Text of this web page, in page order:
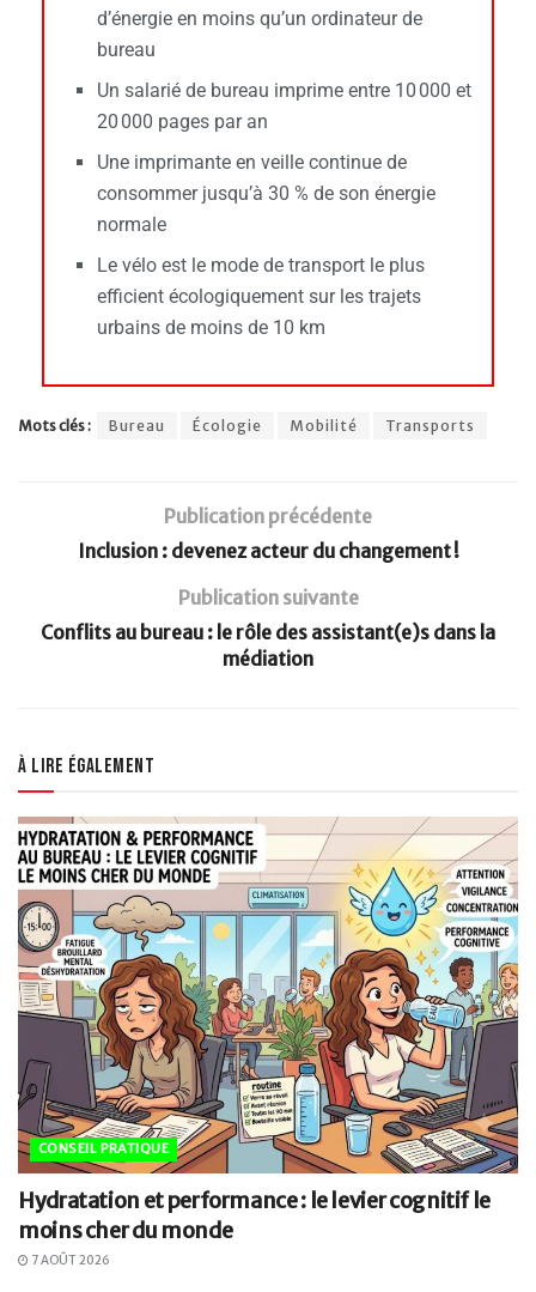
d’énergie en moins qu’un ordinateur de
bureau
Un salarié de bureau imprime entre 10 000 et
20 000 pages par an
Une imprimante en veille continue de
consommer jusqu’à 30 % de son énergie
normale
Le vélo est le mode de transport le plus
efficient écologiquement sur les trajets
urbains de moins de 10 km
Mots clés : Bureau Écologie Mobilité Transports
Publication précédente
Inclusion : devenez acteur du changement !
Publication suivante
Conflits au bureau : le rôle des assistant(e)s dans la
médiation
À lire également
CONSEIL PRATIQUE
Hydratation et performance : le levier cognitif le
moins cher du monde
7 AOÛT 2026